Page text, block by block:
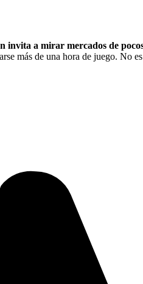
invita a mirar mercados de
más de una hora de juego. No